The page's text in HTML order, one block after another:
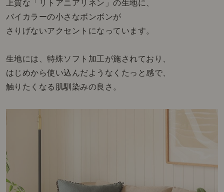
上質な「リトアニアリネン」の生地に、
バイカラーの小さなボンボンが
さりげないアクセントになっています。
生地には、特殊ソフト加工が施されており、
はじめから使い込んだようなくたっと感で、
触りたくなる肌馴染みの良さ。